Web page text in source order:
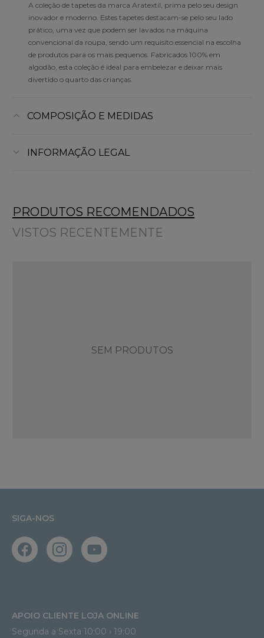
A coleção de tapetes da marca Aratextil, prima pelo seu design
inovador e moderno. Estes tapetes destacam-se pelo seu lado
prático, uma vez que podem ser lavados na máquina
convencional da roupa, sendo um requisito essencial na escolha
de produtos para os mais pequenos. Fabricados 100% em
algodão, esta coleção é ideal para embelezar e deixar mais
divertido o quarto das crianças.
COMPOSIÇÃO E MEDIDAS
INFORMAÇÃO LEGAL
PRODUTOS RECOMENDADOS
VISTOS RECENTEMENTE
SEM PRODUTOS
SIGA-NOS
APOIO CLIENTE LOJA ONLINE
Segunda a Sexta 10:00 › 19:00